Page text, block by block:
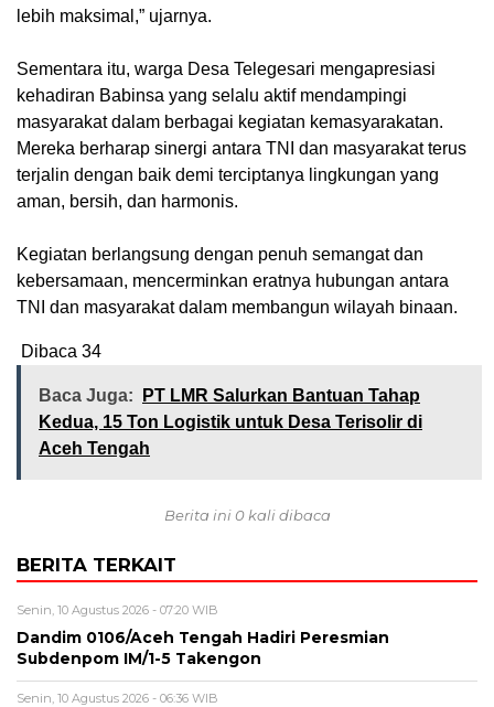
lebih maksimal,” ujarnya.
Sementara itu, warga Desa Telegesari mengapresiasi
kehadiran Babinsa yang selalu aktif mendampingi
masyarakat dalam berbagai kegiatan kemasyarakatan.
Mereka berharap sinergi antara TNI dan masyarakat terus
terjalin dengan baik demi terciptanya lingkungan yang
aman, bersih, dan harmonis.
Kegiatan berlangsung dengan penuh semangat dan
kebersamaan, mencerminkan eratnya hubungan antara
TNI dan masyarakat dalam membangun wilayah binaan.
Dibaca 34
Baca Juga:
PT LMR Salurkan Bantuan Tahap
Kedua, 15 Ton Logistik untuk Desa Terisolir di
Aceh Tengah
Berita ini 0 kali dibaca
BERITA TERKAIT
Senin, 10 Agustus 2026 - 07:20 WIB
Dandim 0106/Aceh Tengah Hadiri Peresmian
Subdenpom IM/1-5 Takengon
Senin, 10 Agustus 2026 - 06:36 WIB